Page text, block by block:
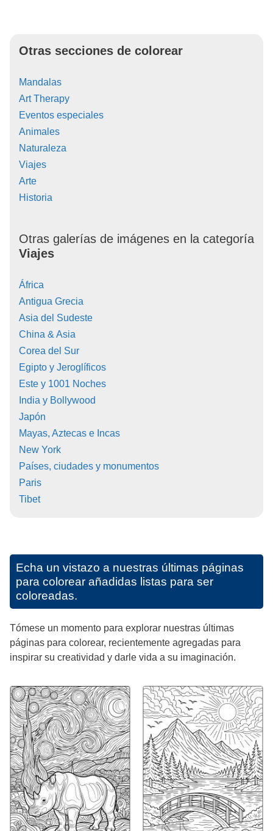
Otras secciones de colorear
Mandalas
Art Therapy
Eventos especiales
Animales
Naturaleza
Viajes
Arte
Historia
Otras galerías de imágenes en la categoría
Viajes
África
Antigua Grecia
Asia del Sudeste
China & Asia
Corea del Sur
Egipto y Jeroglíficos
Este y 1001 Noches
India y Bollywood
Japón
Mayas, Aztecas e Incas
New York
Países, ciudades y monumentos
Paris
Tibet
Echa un vistazo a nuestras últimas páginas
para colorear añadidas listas para ser
coloreadas.
Tómese un momento para explorar nuestras últimas
páginas para colorear, recientemente agregadas para
inspirar su creatividad y darle vida a su imaginación.